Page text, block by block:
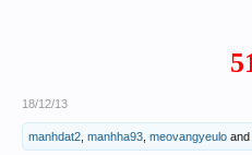
18/12/13
manhdat2 manhha93 meovangyeulo and